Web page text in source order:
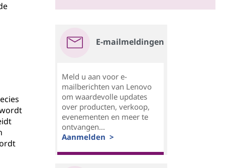
E-mailmeldingen
Meld u aan voor e-
mailberichten van Lenovo
om waardevolle updates
over producten, verkoop,
evenementen en meer te
ontvangen...
Aanmelden >